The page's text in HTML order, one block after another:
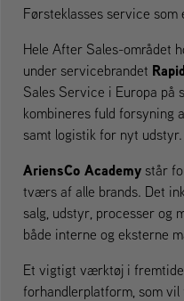
Førsteklasses service som
Hele After Sales-området
under servicebrandet
Sales Service i Europa på
kombineres fuld forsyning
samt logistik for nyt udstyr.
AriensCo Academy står
tværs af alle brands. Det
salg, udstyr, processer og
både interne og eksterne
Et vigtigt værktøj i
forhandlerplatform, som